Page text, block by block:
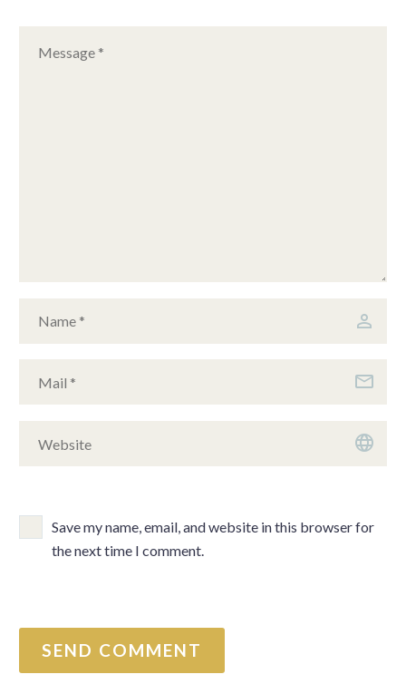
Save my name, email, and website in this browser for
the next time I comment.
SEND COMMENT